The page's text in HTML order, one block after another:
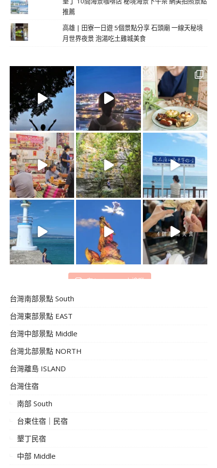
推薦
高雄 | 田寮一日遊 5個景點分享 石頭廟 一線天秘境
月世界夜景 泡湯吃土雞城美食
在 Instagram 上追蹤
台灣南部景點 South
台灣東部景點 EAST
台灣中部景點 Middle
台灣北部景點 NORTH
台灣離島 ISLAND
台灣住宿
南部 South
台東住宿｜民宿
墾丁民宿
中部 Middle